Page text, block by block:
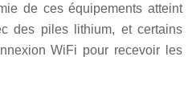
de ces équipements atteint
des piles lithium, et certains
WiFi pour recevoir les